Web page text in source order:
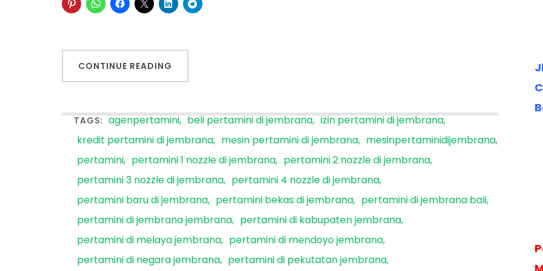
CONTINUE READING
TAGS: agenpertamini beli pertamini di jembrana izin pertamini di jembrana
kredit pertamini di jembrana
mesin pertamini di jembrana
mesinpertaminidijembrana
pertamini
pertamini 1 nozzle di jembrana
pertamini 2 nozzle di jembrana
pertamini 3 nozzle di jembrana
pertamini 4 nozzle di jembrana
pertamini baru di jembrana
pertamini bekas di jembrana
pertamini di jembrana bali
pertamini di jembrana jembrana
pertamini di kabupaten jembrana
pertamini di melaya jembrana
pertamini di mendoyo jembrana
pertamini di negara jembrana
pertamini di pekutatan jembrana